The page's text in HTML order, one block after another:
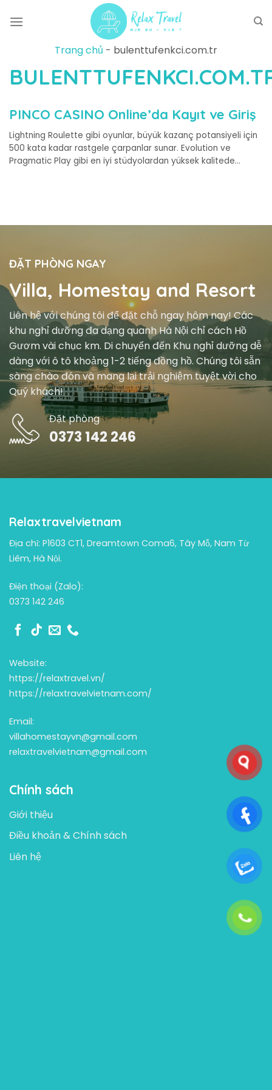
Trang chủ - bulenttufenkci.com.tr
PINCO CASINO Online’da Kayıt ve Giriş
Lightning Roulette gibi oyunlar, büyük kazanç potansiyeli için
500 kata kadar rastgele çarpanlar sunar. Evolution ve
Pragmatic Play gibi en iyi stüdyolardan yüksek kalitede
ĐẶT PHÒNG NGAY
Villa, Homestay and Resort
Liên hệ với chúng tôi để đặt chỗ ngay hôm nay! Các
khu nghỉ dưỡng đa dạng quanh Hà Nội chỉ cách Hồ
Gươm vài chục km. Di chuyển đến Khu nghỉ dưỡng dễ
dàng với ô tô khoảng 1-2 tiếng đồng hồ. Chúng tôi sẵn
sàng chào đón và mang lại trải nghiệm tuyệt vời cho
Quý khách!
Đặt phòng
0373 142 246
Relaxtravelvietnam
Địa chỉ: P1603 CT1, Dreamtown Coma6, Tây Mỗ, Nam Từ
Liêm, Hà Nội.
Điện thoại (Zalo):
0373 142 246
Website:
https://relaxtravel.vn/
https://relaxtravelvietnam.com/
Email:
villahomestayvn@gmail.com
relaxtravelvietnam@gmail.com
Chính sách
Giới thiệu
Điều khoản & Chính sách
Liên hệ